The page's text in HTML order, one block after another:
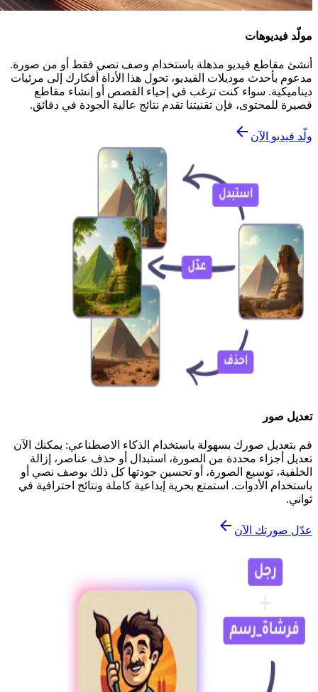
مولّد فيديوهات
أنشئ مقاطع فيديو مذهلة باستخدام وصف نصي فقط أو من صورة.
مدعوم بأحدث موديلات الفيديو، تحول هذا الأداة أفكارك إلى مرئيات
ديناميكية. سواء كنت ترغب في إحياء القصص أو إنشاء مقاطع
قصيرة للمحتوى، فإن تقنيتنا تقدم نتائج عالية الجودة في دقائق.
ولّد فيديو الآن
تعديل صور
قم بتعديل صورك بسهولة باستخدام الذكاء الاصطناعي: يمكنك الآن
تعديل أجزاء محددة من الصورة، استبدال أو حذف عناصر، إزالة
الخلفية، توسيع الصورة، أو تحسين جودتها كل ذلك بوصف نصي أو
باستخدام الأدوات. استمتع بحرية إبداعية كاملة ونتائج احترافية في
ثواني.
عدّل صورتك الآن